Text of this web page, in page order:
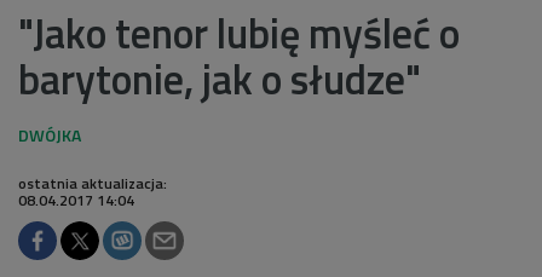
"Jako tenor lubię myśleć o
barytonie, jak o słudze"
ostatnia aktualizacja:
08.04.2017 14:04